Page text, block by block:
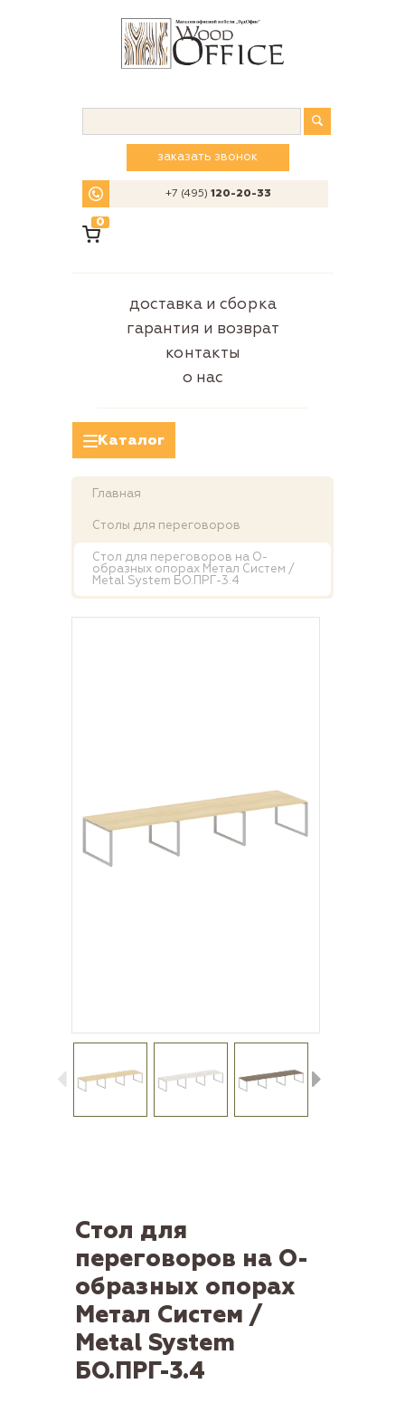
заказать звонок
+7 (495)120-20-33
0
доставка и сборка
гарантия и возврат
контакты
о нас
Каталог
Главная
Столы для переговоров
Стол для переговоров на О-
образных опорах Метал Систем /
Metal System БО.ПРГ-3.4
Стол для
переговоров на О-
образных опорах
Метал Систем /
Metal System
БО.ПРГ-3.4